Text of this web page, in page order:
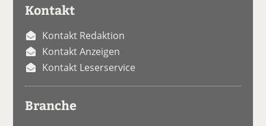
Kontakt
Kontakt Redaktion
Kontakt Anzeigen
Kontakt Leserservice
Branche